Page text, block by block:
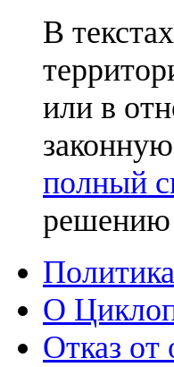
В
или в
полный
О
Отказ от